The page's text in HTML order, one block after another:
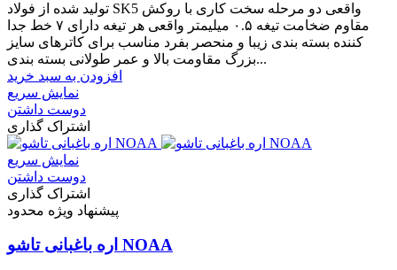
تولید شده از فولاد SK5 واقعی دو مرحله سخت کاری با روکش
مقاوم ضخامت تیغه ۰.۵ میلیمتر واقعی هر تیغه دارای ۷ خط جدا
کننده بسته بندی زیبا و منحصر بفرد مناسب برای کاترهای سایز
بزرگ مقاومت بالا و عمر طولانی بسته بندی...
افزودن به سبد خرید
نمایش سریع
دوست داشتن
اشتراک گذاری
نمایش سریع
دوست داشتن
اشتراک گذاری
پیشنهاد ویژه محدود
اره باغبانی تاشو NOAA